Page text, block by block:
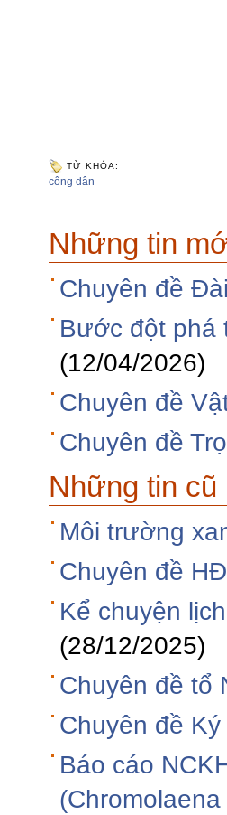
TỪ KHÓA:
công dân
Những tin
Chuyên đề
Bước đột phá
(12/04/2026)
Chuyên đề
Chuyên đề
Những tin cũ
Môi trường
Chuyên đề
Kể chuyện
(28/12/2025)
Chuyên đề tổ
Chuyên đề
Báo cáo